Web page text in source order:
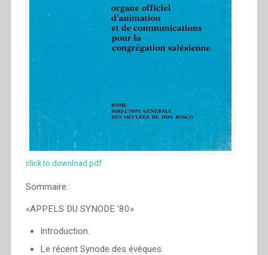
click to download pdf
Sommaire:
«APPELS DU SYNODE ’80»
Introduction.
Le récent Synode des évêques.